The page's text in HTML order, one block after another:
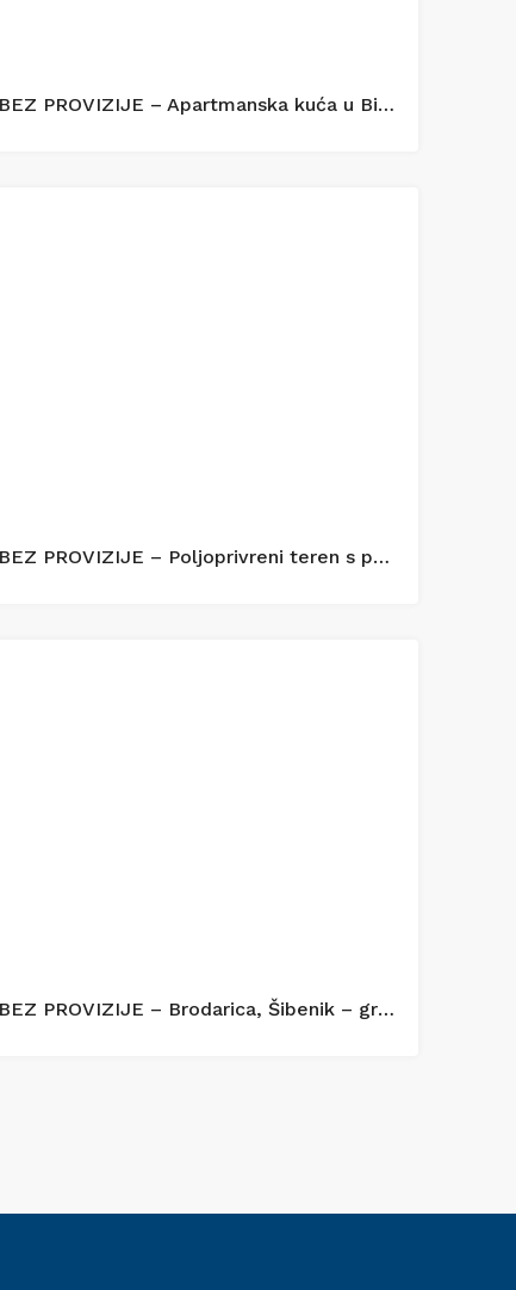
BEZ PROVIZIJE – Apartmanska kuća u Bilicama s uhodanim turističkim najmom
BEZ PROVIZIJE – Poljoprivreni teren s panoramskim pogledom na more – Zečevo Rogozničko
BEZ PROVIZIJE – Brodarica, Šibenik – građevinsko zemljište s pogledom na more